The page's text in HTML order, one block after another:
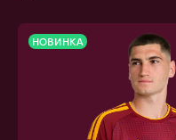
НОВИНКА